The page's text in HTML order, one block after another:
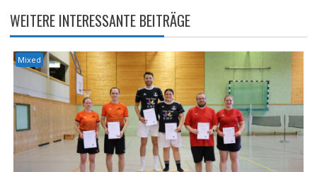
WEITERE INTERESSANTE BEITRÄGE
Mixed